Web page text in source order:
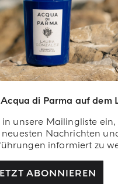
di Parma auf dem
in unsere Mailingliste
neuesten Nachrichten
informiert zu
ABONNIEREN
mit einem Kapital von 420 000,00 €